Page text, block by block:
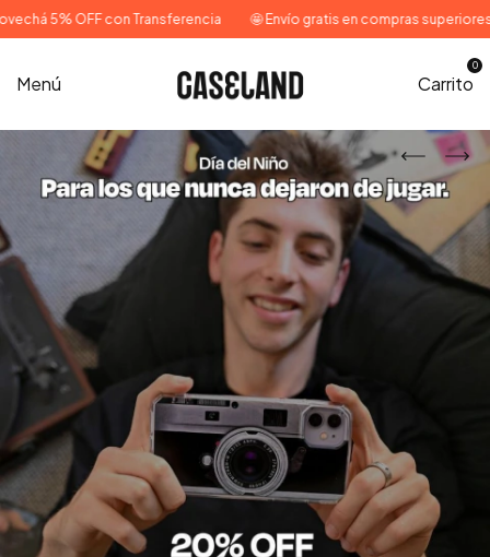
OFF con Transferencia 🤩 Envío gratis en compras superiores a
Menú Carrito
0